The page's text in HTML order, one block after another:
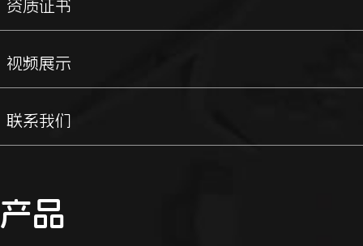
资质证书
视频展示
联系我们
产品